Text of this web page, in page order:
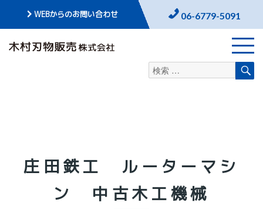
WEBからのお問い合わせ 06-6779-5091
検
索
索
庄田鉄工 ルーターマシ
ン 中古木工機械